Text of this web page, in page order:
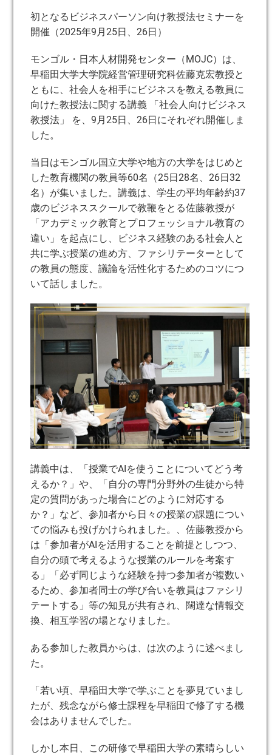
初となるビジネスパーソン向け教授法セミナーを
開催（2025年9月25日、26日）
モンゴル・日本人材開発センター（MOJC）は、
早稲田大学大学院経営管理研究科佐藤克宏教授と
ともに、社会人を相手にビジネスを教える教員に
向けた教授法に関する講義 「社会人向けビジネス
教授法」 を、9月25日、26日にそれぞれ開催しま
した。
当日はモンゴル国立大学や地方の大学をはじめと
した教育機関の教員等60名（25日28名、26日32
名）が集いました。講義は、学生の平均年齢約37
歳のビジネススクールで教鞭をとる佐藤教授が
「アカデミック教育とプロフェッショナル教育の
違い」を起点にし、ビジネス経験のある社会人と
共に学ぶ授業の進め方、ファシリテーターとして
の教員の態度、議論を活性化するためのコツにつ
いて話しました。
講義中は、「授業でAIを使うことについてどう考
えるか？」や、「自分の専門分野外の生徒から特
定の質問があった場合にどのように対応する
か？」など、参加者から日々の授業の課題につい
ての悩みも投げかけられました。、佐藤教授から
は「参加者がAIを活用することを前提としつつ、
自分の頭で考えるような授業のルールを考案す
る」「必ず同じような経験を持つ参加者が複数い
るため、参加者同士の学び合いを教員はファシリ
テートする」等の知見が共有され、闊達な情報交
換、相互学習の場となりました。
ある参加した教員からは、は次のように述べまし
た。
「若い頃、早稲田大学で学ぶことを夢見ていまし
たが、残念ながら修士課程を早稲田で修了する機
会はありませんでした。
しかし本日、この研修で早稲田大学の素晴らしい